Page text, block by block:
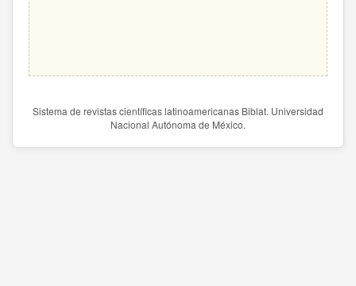
Sistema de revistas científicas latinoamericanas Biblat. Universidad
Nacional Autónoma de México.